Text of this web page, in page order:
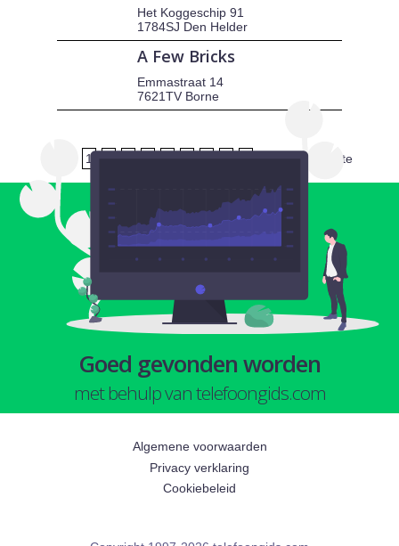
Het Koggeschip 91
1784SJ Den Helder
A Few Bricks
Emmastraat 14
7621TV Borne
1 volgende laatste
Goed gevonden worden
met behulp van telefoongids.com
Algemene voorwaarden
Privacy verklaring
Cookiebeleid